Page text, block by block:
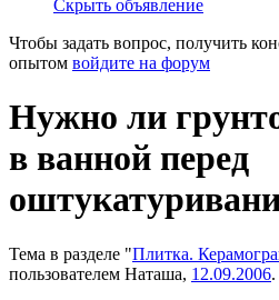
Скрыть объявление
Чтобы задать вопрос, получить
опытом войдите на форум
Нужно ли
в ванной перед
Тема в разделе "Плитка.
пользователем Наташа, 12.09.2006.